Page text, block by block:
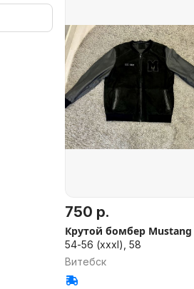
750 р.
Крутой бомбер Mustang
54-56 (xxxl), 58
Витебск